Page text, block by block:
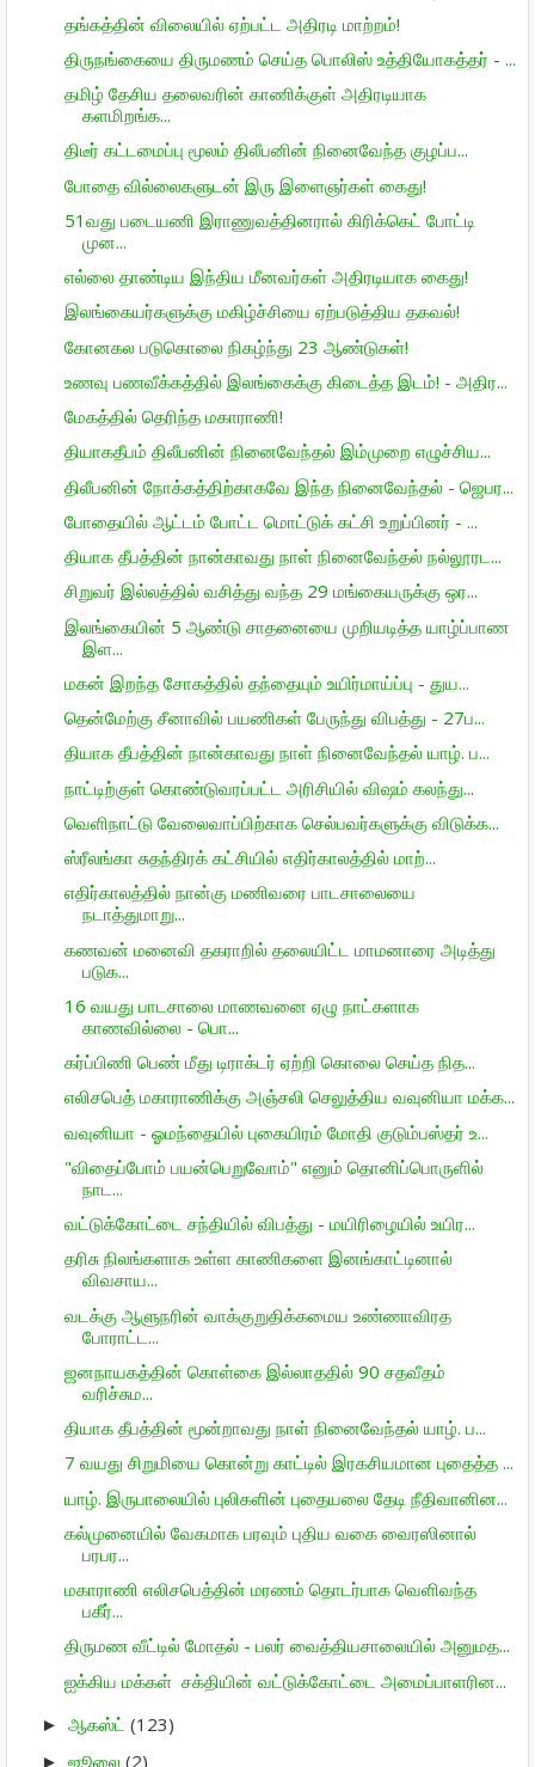
தங்கத்தின் விலையில் ஏற்பட்ட அதிரடி மாற்றம்!
திருநங்கையை திருமணம் செய்த பொலிஸ் உத்தியோகத்தர் - ...
தமிழ் தேசிய தலைவரின் காணிக்குள் அதிரடியாக
களமிறங்க...
திடீர் கட்டமைப்பு மூலம் திலீபனின் நினைவேந்த குழப்ப...
போதை வில்லைகளுடன் இரு இளைஞர்கள் கைது!
51வது படையணி இராணுவத்தினரால் கிரிக்கெட் போட்டி
முன...
எல்லை தாண்டிய இந்திய மீனவர்கள் அதிரடியாக கைது!
இலங்கையர்களுக்கு மகிழ்ச்சியை ஏற்படுத்திய தகவல்!
கோனகல படுகொலை நிகழ்ந்து 23 ஆண்டுகள்!
உணவு பணவீக்கத்தில் இலங்கைக்கு கிடைத்த இடம்! - அதிர...
மேகத்தில் தெரிந்த மகாராணி!
தியாகதீபம் திலீபனின் நினைவேந்தல் இம்முறை எழுச்சிய...
திலீபனின் நோக்கத்திற்காகவே இந்த நினைவேந்தல் - ஜெபர...
போதையில் ஆட்டம் போட்ட மொட்டுக் கட்சி உறுப்பினர் - ...
தியாக தீபத்தின் நான்காவது நாள் நினைவேந்தல் நல்லூரட...
சிறுவர் இல்லத்தில் வசித்து வந்த 29 மங்கையருக்கு ஒர...
இலங்கையின் 5 ஆண்டு சாதனையை முறியடித்த யாழ்ப்பாண
இள...
மகன் இறந்த சோகத்தில் தந்தையும் உயிர்மாய்ப்பு - துய...
தென்மேற்கு சீனாவில் பயணிகள் பேருந்து விபத்து - 27ப...
தியாக தீபத்தின் நான்காவது நாள் நினைவேந்தல் யாழ். ப...
நாட்டிற்குள் கொண்டுவரப்பட்ட அரிசியில் விஷம் கலந்து...
வெளிநாட்டு வேலைவாப்பிற்காக செல்பவர்களுக்கு விடுக்க...
ஸ்ரீலங்கா சுதந்திரக் கட்சியில் எதிர்காலத்தில் மாற்...
எதிர்காலத்தில் நான்கு மணிவரை பாடசாலையை
நடாத்துமாறு...
கணவன் மனைவி தகராறில் தலையிட்ட மாமனாரை அடித்து
படுக...
16 வயது பாடசாலை மாணவனை ஏழு நாட்களாக
காணவில்லை - பொ...
கர்ப்பிணி பெண் மீது டிராக்டர் ஏற்றி கொலை செய்த நித...
எலிசபெத் மகாராணிக்கு அஞ்சலி செலுத்திய வவுனியா மக்க...
வவுனியா - ஓமந்தையில் புகையிரம் மோதி குடும்பஸ்தர் உ...
"விதைப்போம் பயன்பெறுவோம்" எனும் தொனிப்பொருளில்
நாட...
வட்டுக்கோட்டை சந்தியில் விபத்து - மயிரிழையில் உயிர...
தரிசு நிலங்களாக உள்ள காணிகளை இனங்காட்டினால்
விவசாய...
வடக்கு ஆளுநரின் வாக்குறுதிக்கமைய உண்ணாவிரத
போராட்ட...
ஜனநாயகத்தின் கொள்கை இல்லாததில் 90 சதவீதம்
வரிச்சும...
தியாக தீபத்தின் மூன்றாவது நாள் நினைவேந்தல் யாழ். ப...
7 வயது சிறுமியை கொன்று காட்டில் இரகசியமான புதைத்த ...
யாழ். இருபாலையில் புலிகளின் புதையலை தேடி நீதிவானின...
கல்முனையில் வேகமாக பரவும் புதிய வகை வைரஸினால்
பரபர...
மகாராணி எலிசபெத்தின் மரணம் தொடர்பாக வெளிவந்த
பகீர்...
திருமண வீட்டில் மோதல் - பலர் வைத்தியசாலையில் அனுமத...
ஐக்கிய மக்கள் சக்தியின் வட்டுக்கோட்டை அமைப்பாளரின...
► ஆகஸ்ட் (123)
► ஜூலை (2)